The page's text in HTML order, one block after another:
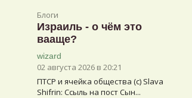
Блоги
Израиль - о чём это
вааще?
wizard
02 августа 2026 в 20:21
ПТСР и ячейка общества (с) Slava
Shifrin: Ссыль на пост Сын...